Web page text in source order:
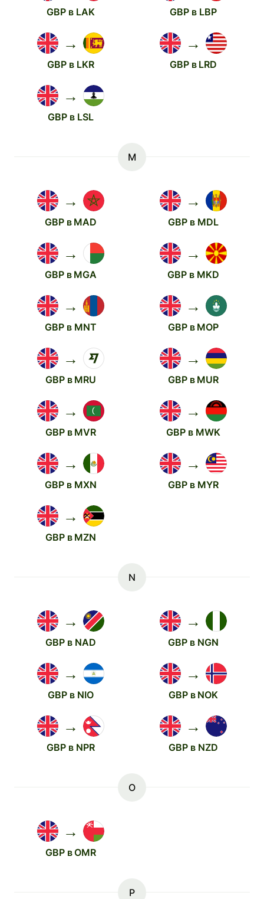
GBP в LAK GBP в LBP
→
GBP в LKR
→
GBP в LRD
→
GBP в LSL
M
→
GBP в MAD
→
GBP в MDL
→
GBP в MGA
→
GBP в MKD
→
GBP в MNT
→
GBP в MOP
→
GBP в MRU
→
GBP в MUR
→
GBP в MVR
→
GBP в MWK
→
GBP в MXN
→
GBP в MYR
→
GBP в MZN
N
→
GBP в NAD
→
GBP в NGN
→
GBP в NIO
→
GBP в NOK
→
GBP в NPR
→
GBP в NZD
O
→
GBP в OMR
P